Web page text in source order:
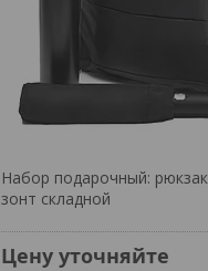
Набор подарочный:
зонт складной
Цену уточняйте